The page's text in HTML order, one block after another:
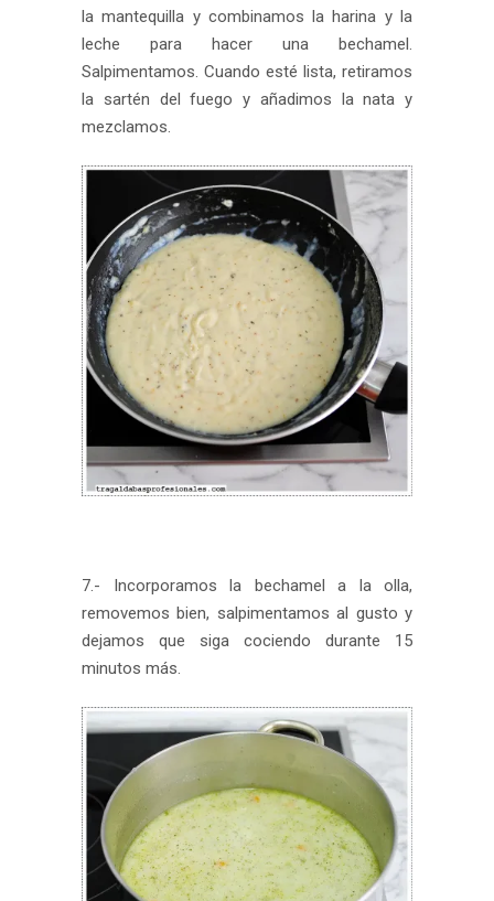
la mantequilla y combinamos la harina y la
leche para hacer una bechamel.
Salpimentamos. Cuando esté lista, retiramos
la sartén del fuego y añadimos la nata y
mezclamos.
7.- Incorporamos la bechamel a la olla,
removemos bien, salpimentamos al gusto y
dejamos que siga cociendo durante 15
minutos más.